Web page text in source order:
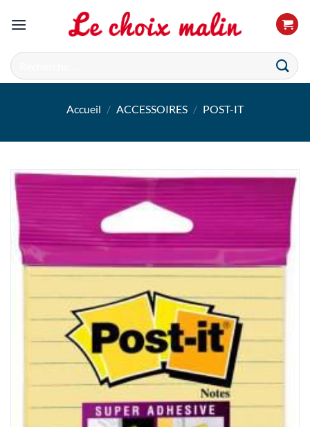
Recherche
pour :
Accueil / ACCESSOIRES / POST-IT